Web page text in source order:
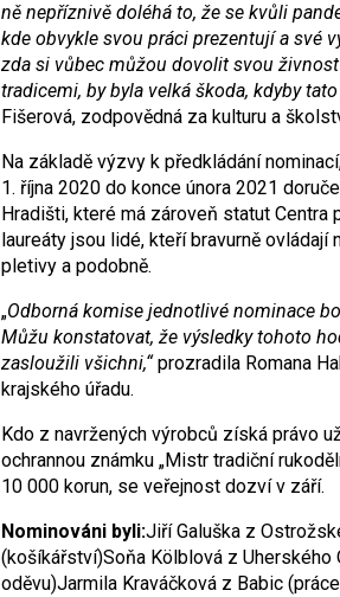
ně nepříznivě doléhá to, že se kvůli
kde obvykle svou práci prezentují a své
zda si vůbec můžou dovolit svou
tradicemi, by byla velká škoda, kdyby
Fišerová, zodpovědná za kulturu a
Na základě výzvy k předkládání
1. října 2020 do konce února 2021
Hradišti, které má zároveň statut
laureáty jsou lidé, kteří bravurně
pletivy a podobně.
„Odborná komise jednotlivé nominace
Můžu konstatovat, že výsledky tohoto
zasloužili všichni,“prozradila Romana
krajského úřadu.
Kdo z navržených výrobců získá právo
ochrannou známku „Mistr tradiční
10 000 korun, se veřejnost dozví v září.
Nominováni byli:Jiří Galuška z
(košíkářství)Soňa Kölblová z
oděvu)Jarmila Kraváčková z Babic